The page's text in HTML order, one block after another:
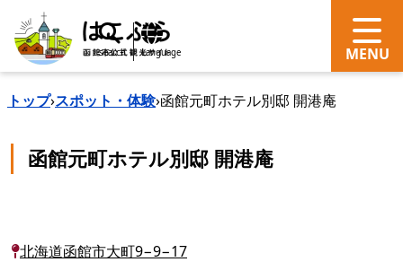
search Language
トップ›スポット・体験›函館元町ホテル別邸 開港庵
函館元町ホテル別邸 開港庵
北海道函館市大町9−9−17